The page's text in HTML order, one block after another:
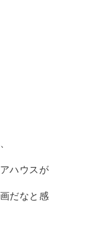
ハウスが
だなと感